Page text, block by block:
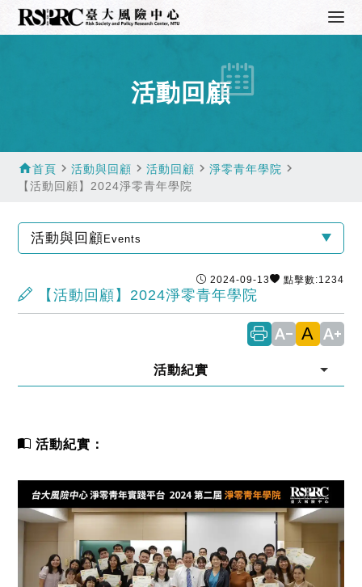
活動回顧
home首頁 navigate_next活動與回顧 navigate_next活動回顧 navigate_next淨零青年學院 navigate_next
【活動回顧】2024淨零青年學院
活動與回顧Events
2024-09-13 點擊數:1234
【活動回顧】2024淨零青年學院
text_decrease A text_increase
活動紀實
活動紀實：